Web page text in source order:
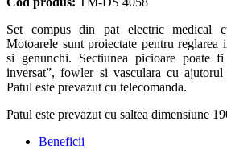
Set compus din pat electric medical
Motoarele sunt proiectate pentru reglarea
si genunchi. Sectiunea picioare poate
inversat”, fowler si vasculara cu ajutorul